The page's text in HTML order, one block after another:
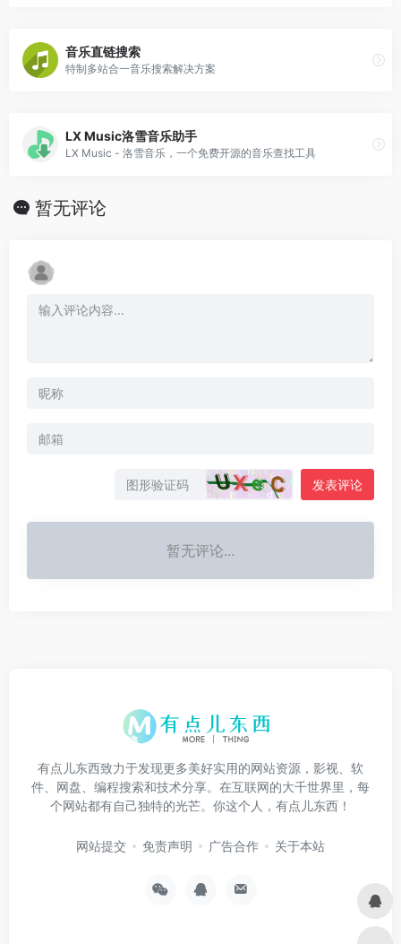
音乐直链搜索
特制多站合一音乐搜索解决方案
LX Music洛雪音乐助手
LX Music - 洛雪音乐，一个免费开源的音乐查找工具
暂无评论
发表评论
暂无评论...
有点儿东西致力于发现更多美好实用的网站资源，影视、软
件、网盘、编程搜索和技术分享。在互联网的大千世界里，每
个网站都有自己独特的光芒。你这个人，有点儿东西！
网站提交 免责声明 广告合作 关于本站